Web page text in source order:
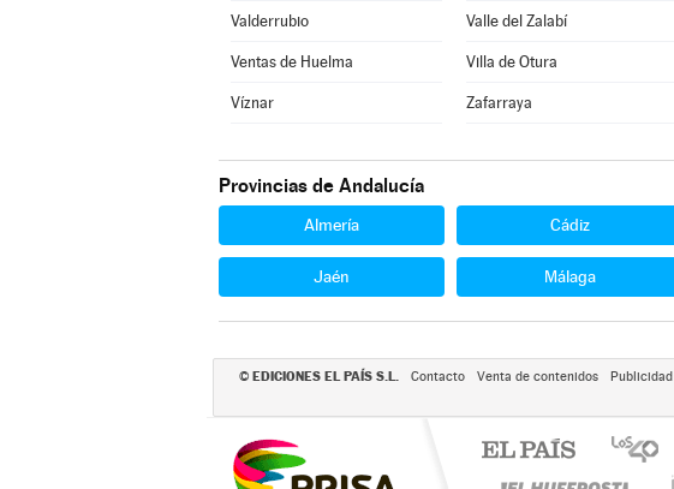
Valderrubio Valle del Zalabí
Ventas de Huelma Villa de Otura
Víznar Zafarraya
Provincias de Andalucía
Almería Cádiz
Jaén Málaga
© EDICIONES EL PAÍS S.L. Contacto Venta de contenidos Publicidad